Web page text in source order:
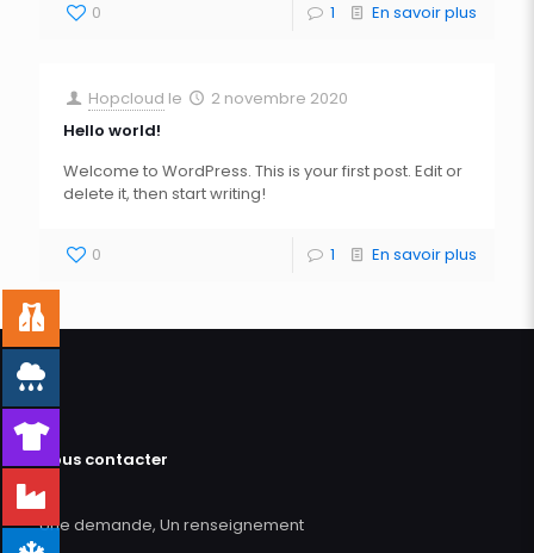
0 1 En savoir plus
Hopcloud le
2 novembre 2020
Hello world!
Welcome to WordPress. This is your first post. Edit or
delete it, then start writing!
0 1 En savoir plus
Nous contacter
Une demande, Un renseignement